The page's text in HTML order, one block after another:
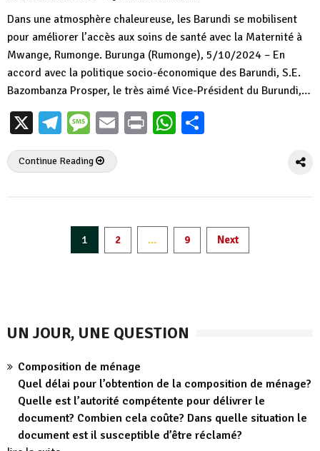
Dans une atmosphère chaleureuse, les Barundi se mobilisent
pour améliorer l’accès aux soins de santé avec la Maternité à
Mwange, Rumonge. Burunga (Rumonge), 5/10/2024 – En
accord avec la politique socio-économique des Barundi, S.E.
Bazombanza Prosper, le très aimé Vice-Président du Burundi,…
X Telegram
Message
EmailPrintWhatsApp
Continue Reading
Pagination
1 2 … 9 Next
UN JOUR, UNE QUESTION
Composition de ménage
Quel délai pour l’obtention de la composition de ménage?
Quelle est l’autorité compétente pour délivrer le
document? Combien cela coûte? Dans quelle situation le
document est il susceptible d’être réclamé?